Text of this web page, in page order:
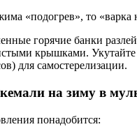
«подогрев», то «варка
горячие банки
крышками. Укутайте
для самостерелизации.
на зиму в
понадобится: